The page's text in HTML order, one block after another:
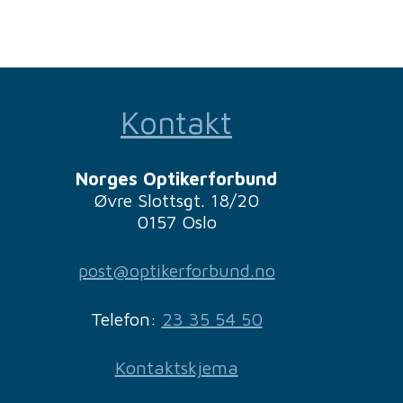
Kontakt
Norges Optikerforbund
Øvre Slottsgt. 18/20
0157 Oslo
post@optikerforbund.no
Telefon: 23 35 54 50
Kontaktskjema